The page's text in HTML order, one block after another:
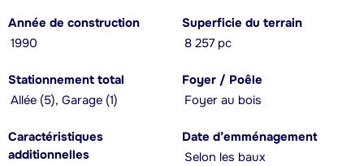
Année de construction
1990
Superficie du terrain
8 257 pc
Stationnement total
Allée (5), Garage (1)
Foyer / Poêle
Foyer au bois
Caractéristiques
additionnelles
Date d’emménagement
Selon les baux